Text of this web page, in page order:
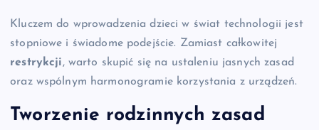
Kluczem do wprowadzenia dzieci w świat technologii jest
stopniowe i świadome podejście. Zamiast całkowitej
restrykcji, warto skupić się na ustaleniu jasnych zasad
oraz wspólnym harmonogramie korzystania z urządzeń.
Tworzenie rodzinnych zasad